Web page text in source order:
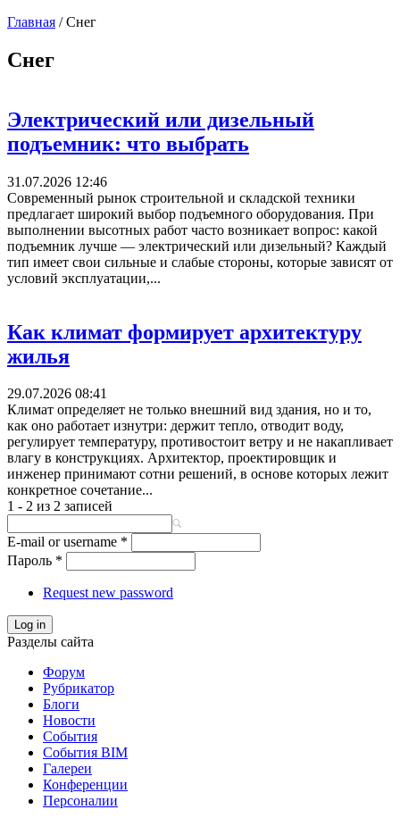
Главная / Снег
Снег
Электрический или дизельный
подъемник: что выбрать
31.07.2026 12:46
Современный рынок строительной и складской техники
предлагает широкий выбор подъемного оборудования. При
выполнении высотных работ часто возникает вопрос: какой
подъемник лучше — электрический или дизельный? Каждый
тип имеет свои сильные и слабые стороны, которые зависят от
условий эксплуатации,...
Как климат формирует архитектуру
жилья
29.07.2026 08:41
Климат определяет не только внешний вид здания, но и то,
как оно работает изнутри: держит тепло, отводит воду,
регулирует температуру, противостоит ветру и не накапливает
влагу в конструкциях. Архитектор, проектировщик и
инженер принимают сотни решений, в основе которых лежит
конкретное сочетание...
1 - 2 из 2 записей
E-mail or username *
Пароль *
Request new password
Log in
Разделы сайта
Форум
Рубрикатор
Блоги
Новости
События
События BIM
Галереи
Конференции
Персоналии